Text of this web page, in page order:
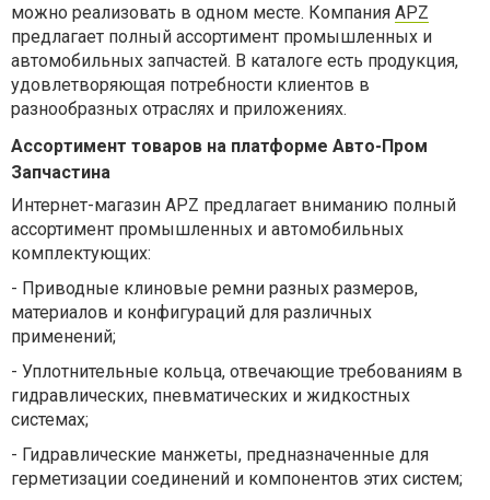
можно реализовать в одном месте. Компания APZ
предлагает полный ассортимент промышленных и
автомобильных запчастей. В каталоге есть продукция,
удовлетворяющая потребности клиентов в
разнообразных отраслях и приложениях.
Ассортимент товаров на платформе Авто-Пром
Запчастина
Интернет-магазин APZ предлагает вниманию полный
ассортимент промышленных и автомобильных
комплектующих:
- Приводные клиновые ремни разных размеров,
материалов и конфигураций для различных
применений;
- Уплотнительные кольца, отвечающие требованиям в
гидравлических, пневматических и жидкостных
системах;
- Гидравлические манжеты, предназначенные для
герметизации соединений и компонентов этих систем;